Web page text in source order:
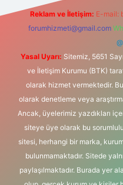
Reklam ve İletişim: E-mail:
forumhizmeti@gmail.com
Yasal Uyarı: Sitemiz, 5651
ve İletişim Kurumu (BTK)
olarak hizmet vermektedir.
olarak denetleme veya
Ancak, üyelerimiz yazdıkları
siteye üye olarak bu
sitesi, herhangi bir marka,
bulunmamaktadır. Sitede
paylaşılmaktadır. Burada yer